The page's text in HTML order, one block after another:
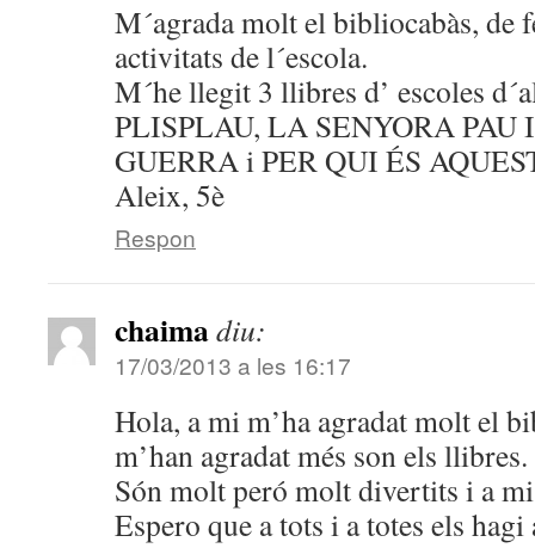
M´agrada molt el bibliocabàs, de
activitats de l´escola.
M´he llegit 3 llibres d’ escoles
PLISPLAU, LA SENYORA PAU
GUERRA i PER QUI ÉS
Aleix, 5è
Respon
chaimadiu:
17/03/2013 a les 16:17
Hola, a mi m’ha agradat molt el
m’han agradat més son els llibres.
Són molt peró molt divertits i a
Espero que a tots i a totes els